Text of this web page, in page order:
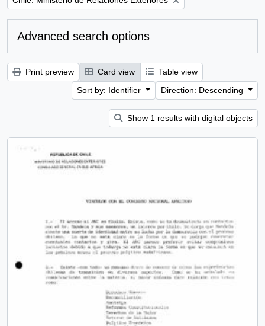
Advanced search options
Print preview Card view
Table view
Sort by: Identifier
Direction: Descending
Show 1 results with digital objects